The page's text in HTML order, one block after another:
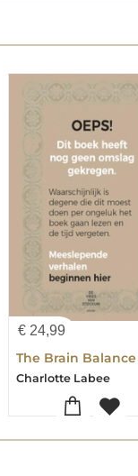
€ 24,99
Charlotte Labee